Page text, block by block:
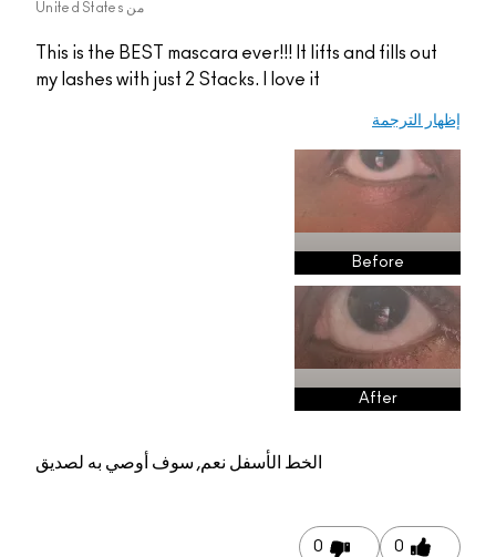
من United States
This is the BEST mascara ever!!! It lifts and fills out
my lashes with just 2 Stacks. I love it
إظهار الترجمة
Before
After
الخط الأسفلنعم, سوف أوصي به لصديق
0
0